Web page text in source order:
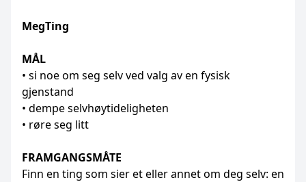
MegTing
MÅL
• si noe om seg selv ved valg av en fysisk
gjenstand
• dempe selvhøytideligheten
• røre seg litt
FRAMGANGSMÅTE
Finn en ting som sier et eller annet om deg selv: en